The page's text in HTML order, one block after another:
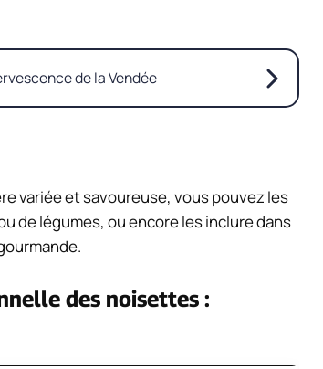
de la Vendée
variée et savoureuse, vous pouvez les
de légumes, ou encore les inclure dans
des noisettes :